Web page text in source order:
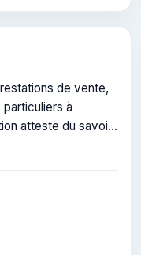
de vente,
à
atteste du savoir-